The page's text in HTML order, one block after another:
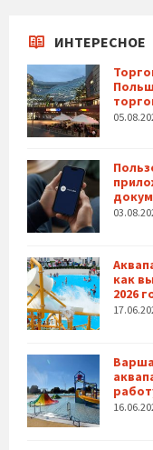
ИНТЕРЕСНОЕ
как
2026